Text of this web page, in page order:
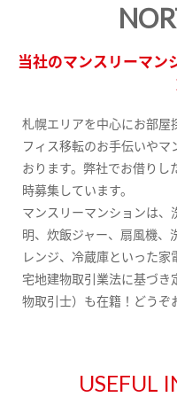
当社のマンスリーマン
札幌エリアを中心にお部
フィス移転のお手伝いや
おります。弊社でお借りし
時募集しています。
マンスリーマンションは
明、炊飯ジャー、扇風機
レンジ、冷蔵庫といった家
宅地建物取引業法に基づ
物取引士）も在籍！どうぞ
USEFUL